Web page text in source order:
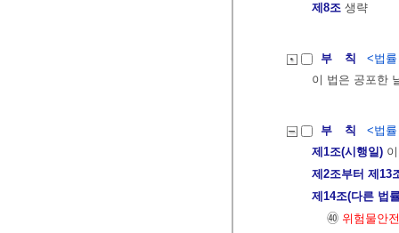
제8조 생략
부 칙
<법
이 법은 공포한
부 칙
<법
제1조(시행일)
제2조부터 제13
제14조(다른 법
㊵ 위험물안